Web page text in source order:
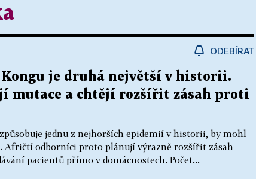
ODEBÍRAT
je druhá největší v historii.
mutace a chtějí rozšířit zásah proti
jednu z nejhorších epidemií v historii, by mohl
Afričtí odborníci proto plánují výrazně rozšířit zásah
pacientů přímo v domácnostech. Počet...